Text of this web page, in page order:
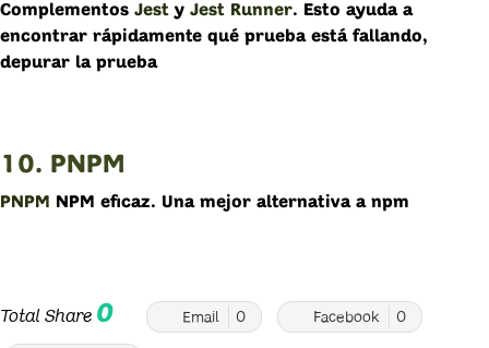
Complementos Jest y Jest Runner. Esto ayuda a
encontrar rápidamente qué prueba está fallando,
depurar la prueba
10. PNPM
PNPM NPM eficaz. Una mejor alternativa a npm
Total Share 0 Email 0 Facebook 0